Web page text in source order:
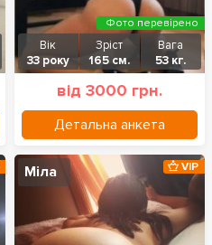
Вік
33 року
Зріст
165 см.
Вага
53 кг.
від 3000 грн.
Детальна анкета
Фото перевірено
Міла VIP